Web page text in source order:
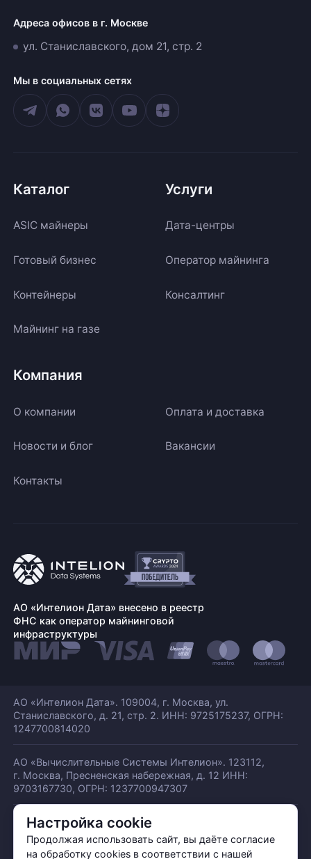
Настройка cookie
Продолжая использовать сайт, вы даёте согласие
на обработку cookies в соответствии с нашей
Адреса офисов в г. Москве
ул. Станиславского, дом 21, стр. 2
Мы в социальных сетях
Каталог
ASIC майнеры
Готовый бизнес
Контейнеры
Майнинг на газе
Услуги
Дата-центры
Оператор майнинга
Консалтинг
Компания
О компании Оплата и доставка
Новости и блог Вакансии
Контакты
АО «Интелион Дата» внесено в реестр
ФНС как оператор майнинговой
инфраструктуры
АО «Интелион Дата». 109004, г. Москва, ул.
Станиславского, д. 21, стр. 2. ИНН: 9725175237, ОГРН:
1247700814020
АО «Вычислительные Системы Интелион». 123112,
г. Москва, Пресненская набережная, д. 12 ИНН:
9703167730, ОГРН: 1237700947307
© АО «ИНТЕЛИОН ДАТА» 2026
Политика обработки ПДн
Политика конфиденциальности